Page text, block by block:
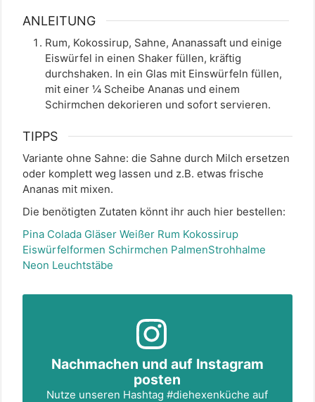
ANLEITUNG
Rum, Kokossirup, Sahne, Ananassaft und einige
Eiswürfel in einen Shaker füllen, kräftig
durchshaken. In ein Glas mit Einswürfeln füllen,
mit einer ¼ Scheibe Ananas und einem
Schirmchen dekorieren und sofort servieren.
TIPPS
Variante ohne Sahne: die Sahne durch Milch ersetzen
oder komplett weg lassen und z.B. etwas frische
Ananas mit mixen.
Die benötigten Zutaten könnt ihr auch hier bestellen:
Pina Colada GläserWeißer Rum Kokossirup
Eiswürfelformen Schirmchen PalmenStrohhalme
Neon Leuchtstäbe
Nachmachen und auf Instagram
posten
Nutze unseren Hashtag#diehexenküche auf